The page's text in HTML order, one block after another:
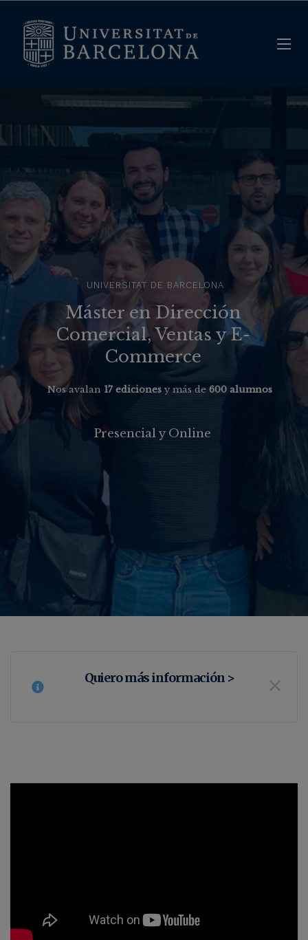
UNIVERSITAT DE BARCELONA
Máster en Dirección
Comercial, Ventas y E-
Commerce
Nos avalan 17 ediciones y más de 600 alumnos
Presencial y Online
Quiero más información >